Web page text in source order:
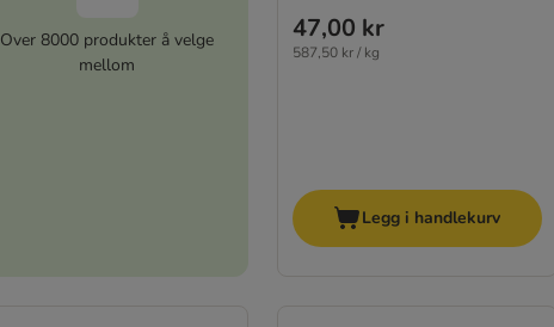
Over 8000 produkter å velge
mellom
47,00 kr
587,50 kr / kg
Legg i handlekurv